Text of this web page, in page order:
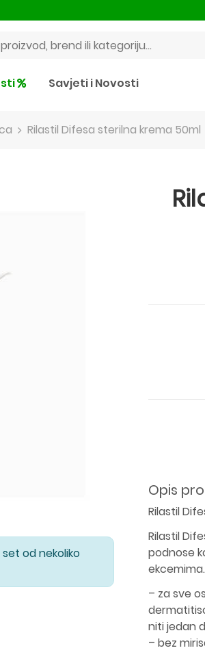
Savjeti i Novosti
Rilastil Difesa sterilna krema 50ml
od nekoliko
Opis
Rilastil
Rilastil
podnose
ekcemima.
– za sve
niti jedan
– bez